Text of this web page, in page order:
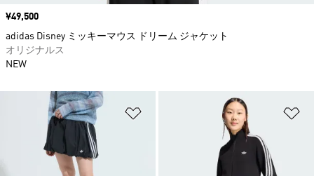
ほしいものリストに追加
価格
¥49,500
adidas Disney ミッキーマウス ドリーム ジャケット
オリジナルス
NEW